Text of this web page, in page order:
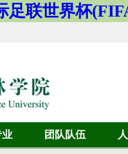
足联世界杯
业 团队队伍